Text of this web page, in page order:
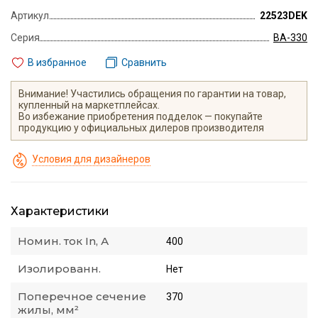
Артикул
22523DEK
Серия
ВА-330
В избранное Сравнить
Внимание! Участились обращения по гарантии на товар,
купленный на маркетплейсах.
Во избежание приобретения подделок — покупайте
продукцию у официальных дилеров производителя
Условия для дизайнеров
Характеристики
Номин. ток In, А 400
Изолированн. Нет
Поперечное сечение
жилы, мм²
370